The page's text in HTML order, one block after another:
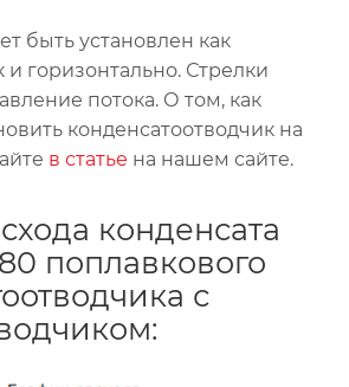
быть установлен как
и горизонтально. Стрелки
потока. О том, как
конденсатоотводчик на
в статье на нашем сайте.
конденсата
поплавкового
с